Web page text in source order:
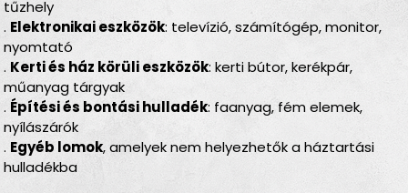
tűzhely
. Elektronikai eszközök: televízió, számítógép, monitor,
nyomtató
. Kerti és ház körüli eszközök: kerti bútor, kerékpár,
műanyag tárgyak
. Építési és bontási hulladék: faanyag, fém elemek,
nyílászárók
. Egyéb lomok, amelyek nem helyezhetők a háztartási
hulladékba